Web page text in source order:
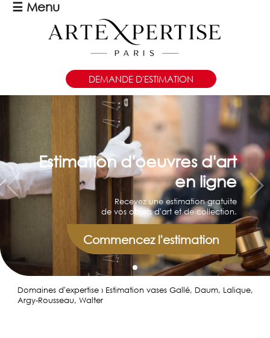
☰ Menu
DEMANDE D'ESTIMATION
Estimation d'oeuvres d'art
en ligne
Recevez une estimation gratuite
de vos objets d'art et de collection.
Commencez l'estimation
Domaines d'expertise › Estimation vases Gallé, Daum, Lalique,
Argy-Rousseau, Walter